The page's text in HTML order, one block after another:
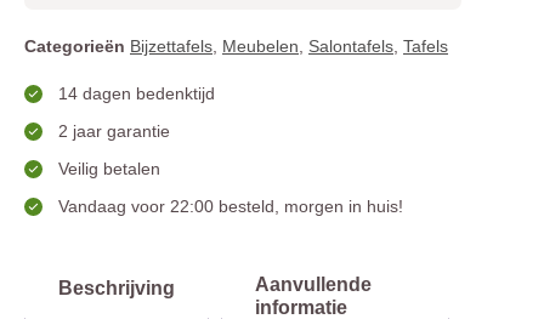
Categorieën Bijzettafels Meubelen Salontafels Tafels
14 dagen bedenktijd
2 jaar garantie
Veilig betalen
Vandaag voor 22:00 besteld, morgen in huis!
Beschrijving
Aanvullende
informatie